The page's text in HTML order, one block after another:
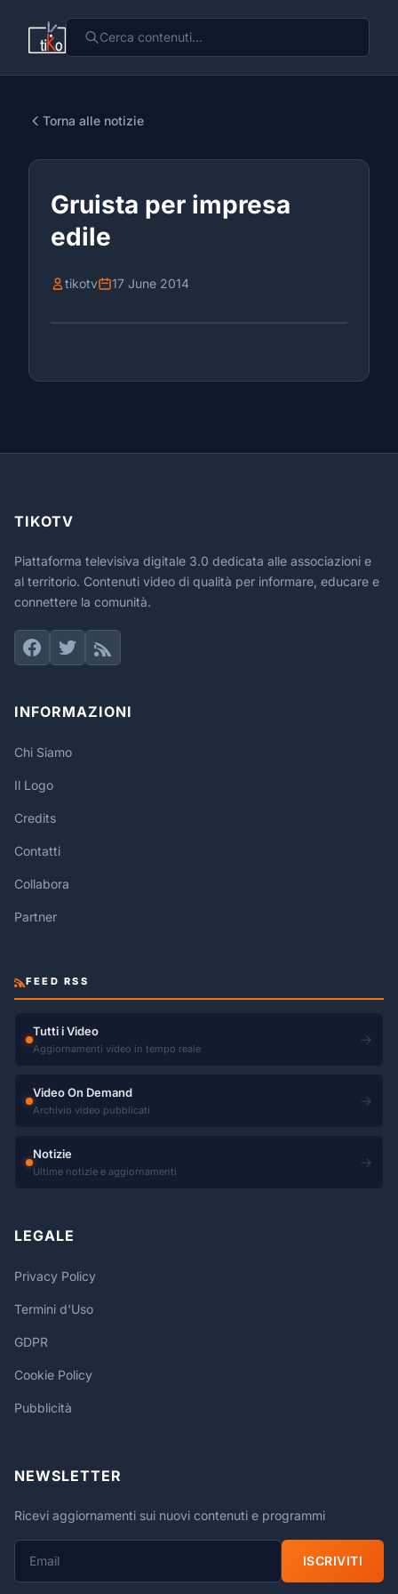
Torna alle notizie
Gruista per impresa
edile
tikotv 17 June 2014
TIKOTV
Piattaforma televisiva digitale 3.0 dedicata alle associazioni e
al territorio. Contenuti video di qualità per informare, educare e
connettere la comunità.
INFORMAZIONI
Chi Siamo
Il Logo
Credits
Contatti
Collabora
Partner
FEED RSS
Tutti i Video
Aggiornamenti video in tempo reale
→
Video On Demand
Archivio video pubblicati
→
Notizie
Ultime notizie e aggiornamenti
→
LEGALE
Privacy Policy
Termini d'Uso
GDPR
Cookie Policy
Pubblicità
NEWSLETTER
Ricevi aggiornamenti sui nuovi contenuti e programmi
ISCRIVITI